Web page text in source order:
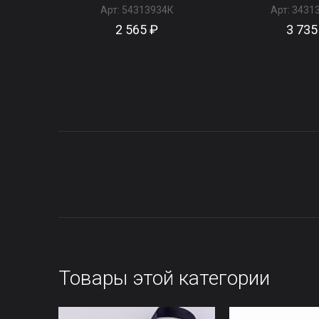
Арт: 54313934К
2 565 ₽
Арт:
3
Товары этой категории